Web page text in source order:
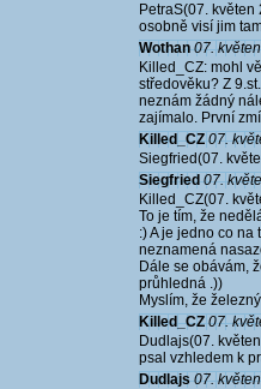
PetraS(07.
osobně visí jim
Wothan 07.
Killed_CZ: mohl
středověku? Z
neznám žádný
zajímalo. První
Killed_CZ 07.
Siegfried(07.
Siegfried 07.
Killed_CZ(07.
To je tím, že
:) A je jedno co
neznamená
Dále se obávám,
průhledná .))
Myslím, že
Killed_CZ 07.
Dudlajs(07.
psal vzhledem k
Dudlajs 07.